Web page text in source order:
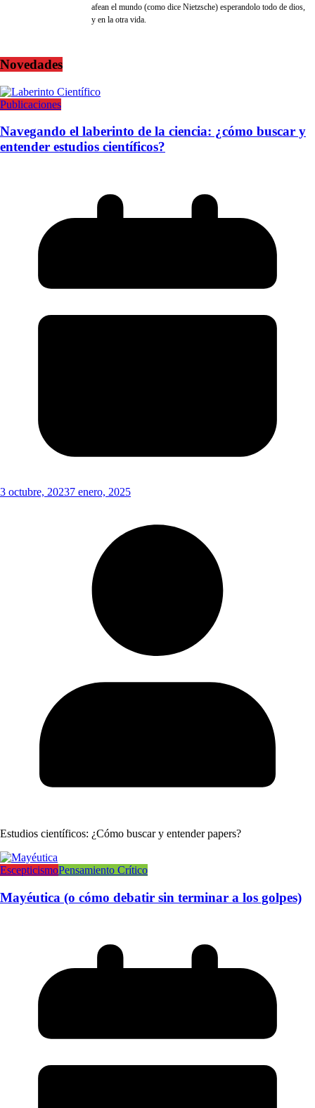
afean el mundo (como dice Nietzsche) esperandolo todo de dios,
y en la otra vida.
Novedades
Publicaciones
Navegando el laberinto de la ciencia: ¿cómo buscar y
entender estudios científicos?
3 octubre, 20237 enero, 2025
Estudios científicos: ¿Cómo buscar y entender papers?
EscepticismoPensamiento Crítico
Mayéutica (o cómo debatir sin terminar a los golpes)